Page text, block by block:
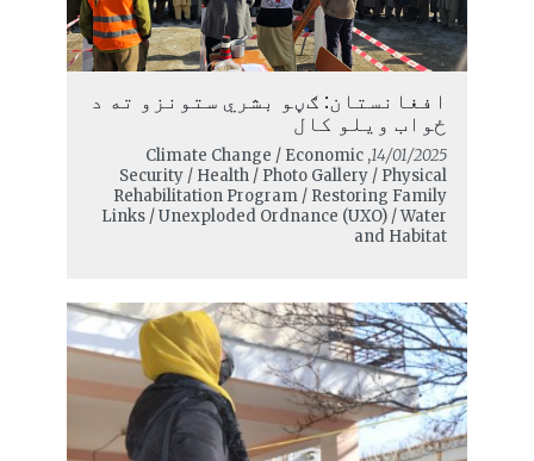
افغانستان: ګڼو بشري ستونزو ته د
ځواب ویلو کال
14/01/2025
, Climate Change / Economic
Security / Health / Photo Gallery / Physical
Rehabilitation Program / Restoring Family
Links / Unexploded Ordnance (UXO) / Water
and Habitat